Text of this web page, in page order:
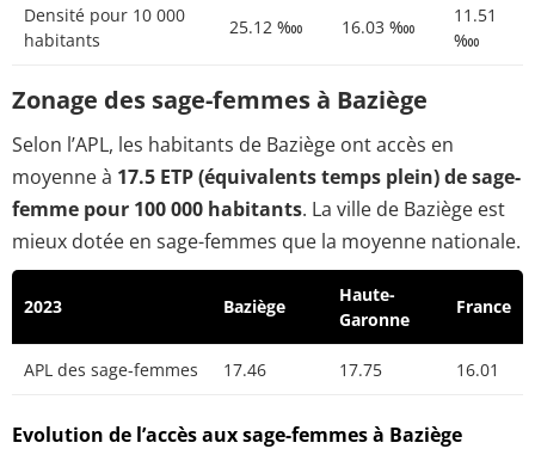
Densité pour 10 000
habitants
25.12 ‱ 16.03 ‱
11.51
‱
Zonage des sage-femmes à Baziège
Selon l’APL, les habitants de Baziège ont accès en
moyenne à 17.5 ETP (équivalents temps plein) de sage-
femme pour 100 000 habitants. La ville de Baziège est
mieux dotée en sage-femmes que la moyenne nationale.
2023 Baziège
Haute-
Garonne
France
APL des sage-femmes 17.46 17.75 16.01
Evolution de l’accès aux sage-femmes à Baziège